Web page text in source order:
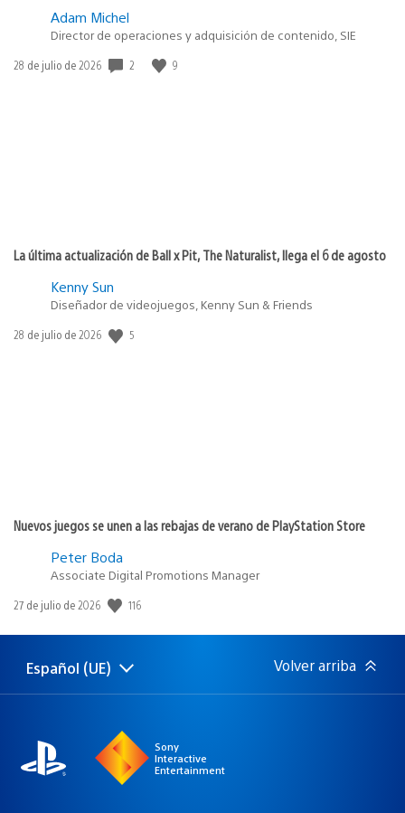
Adam Michel
Director de operaciones y adquisición de contenido, SIE
Fecha
28 de julio de 2026 2 9
La última actualización de Ball x Pit, The Naturalist, llega el 6 de agosto
Kenny Sun
Diseñador de videojuegos, Kenny Sun & Friends
Fecha
28 de julio de 2026 5
Nuevos juegos se unen a las rebajas de verano de PlayStation Store
Peter Boda
Associate Digital Promotions Manager
Fecha
publicación:
27 de julio de 2026 116
Selecciona
Región
Español (UE) Volver arriba
Sony
Interactive
Entertainment